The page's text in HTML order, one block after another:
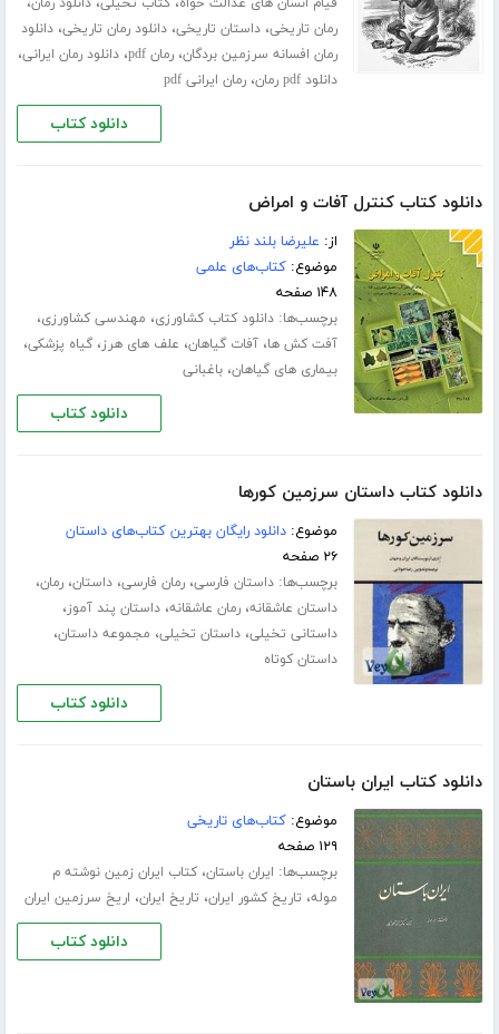
قیام انسان های عدالت خواه کتاب تخیلی دانلود رمان
رمان تاریخی،داستان تاریخی،دانلود رمان تاریخی،دانلود
رمان افسانه سرزمین بردگان،رمان pdf ،دانلود رمان ایرانی،
دانلود pdf رمان ،رمان ایرانی pdf
دانلود کتاب
دانلود کتاب کنترل آفات و امراض
از: علیرضا بلند نظر
موضوع:کتاب‌های علمی
۱۴۸ صفحه
برچسب‌ها:دانلود کتاب کشاورزی، مهندسی کشاورزی،
آفت کش ها،آفات گیاهان، علف های هرز،گیاه پزشکی،
بیماری های گیاهان،باغبانی
دانلود کتاب
دانلود کتاب داستان سرزمین کورها
موضوع:دانلود رایگان بهترین کتاب‌های داستان
۲۶ صفحه
برچسب‌ها:داستان فارسی،رمان فارسی،داستان،رمان،
داستان عاشقانه،رمان عاشقانه،داستان پند آموز،
داستانی تخیلی،داستان تخیلی، مجموعه داستان،
داستان کوتاه
دانلود کتاب
دانلود کتاب ایران باستان
موضوع:کتاب‌های تاریخی
۱۲۹ صفحه
برچسب‌ها: ایران باستان،کتاب ایران زمین نوشته م
موله، تاریخ کشور ایران، تاریخ ایران، اریخ سرزمین ایران
دانلود کتاب